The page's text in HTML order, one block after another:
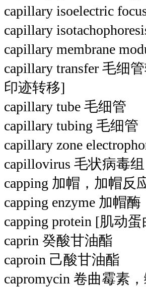
capillary isoelectric
capillary
capillary membrane
capillary transfer 毛细
印迹转移]
capillary tube 毛细管
capillary tubing 毛细管
capillary zone
capillovirus 毛状病毒组
capping 加帽，加帽反
capping enzyme 加帽酶
capping protein [肌动
caprin 癸酸甘油酯
caproin 己酸甘油酯
capromycin 卷曲霉素